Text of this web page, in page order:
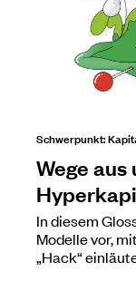
Schwerpunkt:
Wege aus
In diesem
Modelle vor,
„Hack“